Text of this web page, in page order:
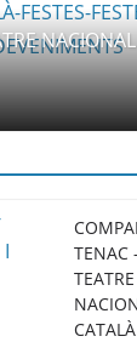
NACIONAL
TENAC
TEATRE